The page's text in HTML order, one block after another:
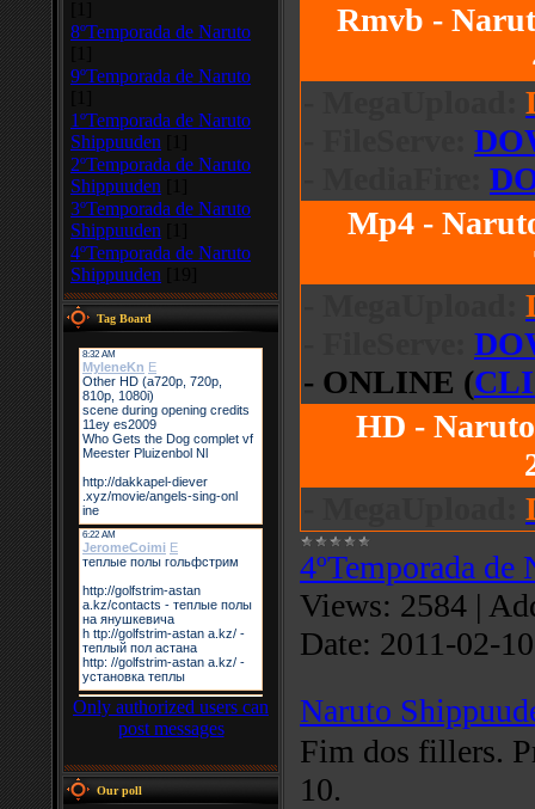
8ºTemporada de Naruto
9ºTemporada de Naruto
1ºTemporada de Naruto
Shippuuden
2ºTemporada de Naruto
Shippuuden
3ºTemporada de Naruto
Shippuuden
4ºTemporada de Naruto
Shippuuden
Tag Board
Only authorized users can
post messages
Our poll
Rmvb -
Mp4 -
- ONLINE (
HD -
4ºTemporada de
Views: 2584 |
Date: 2011-02-10
Naruto
Fim dos fillers.
10.